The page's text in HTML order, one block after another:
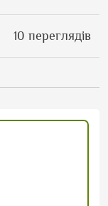
10 переглядів